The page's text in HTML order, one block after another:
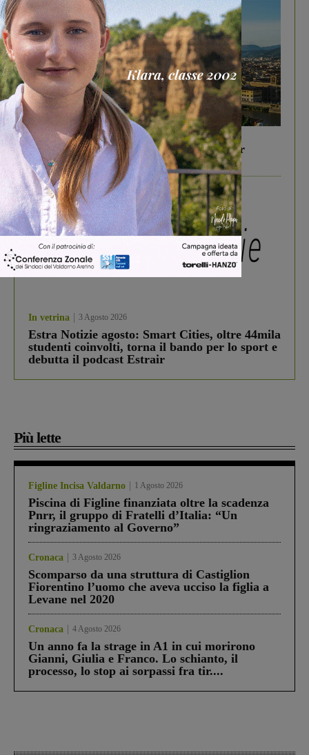
In vetrina 6 Agosto 2026
Gita di famiglia a Firenze: 5 idee per far
divertire i tuoi figli
In vetrina 3 Agosto 2026
Estra Notizie agosto: Smart Cities, oltre 44mila
studenti coinvolti, torna il bando per lo sport e
debutta il podcast Estrair
Più lette
Figline Incisa Valdarno 1 Agosto 2026
Piscina di Figline finanziata oltre la scadenza
Pnrr, il gruppo di Fratelli d’Italia: “Un
ringraziamento al Governo”
Cronaca 3 Agosto 2026
Scomparso da una struttura di Castiglion
Fiorentino l’uomo che aveva ucciso la figlia a
Levane nel 2020
Cronaca 4 Agosto 2026
Un anno fa la strage in A1 in cui morirono
Gianni, Giulia e Franco. Lo schianto, il
processo, lo stop ai sorpassi fra tir....